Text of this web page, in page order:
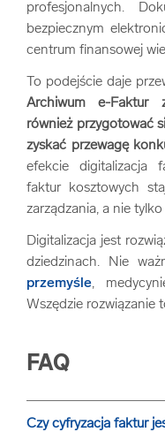
profesjonalnych.
bezpiecznym
centrum finansowej
To podejście daje
Archiwum e-Faktur
również przygotować
zyskać przewagę
efekcie digitalizacja
faktur kosztowych
zarządzania, a nie
Digitalizacja jest
dziedzinach. Nie
przemyśle,
Wszędzie rozwiązanie
FAQ
Czy cyfryzacja faktur